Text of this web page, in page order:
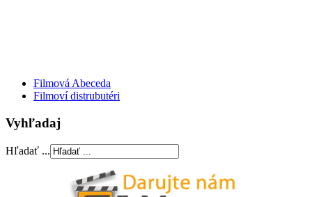
Filmová Abeceda
Filmoví distrubutéri
Vyhľadaj
Hľadať ...